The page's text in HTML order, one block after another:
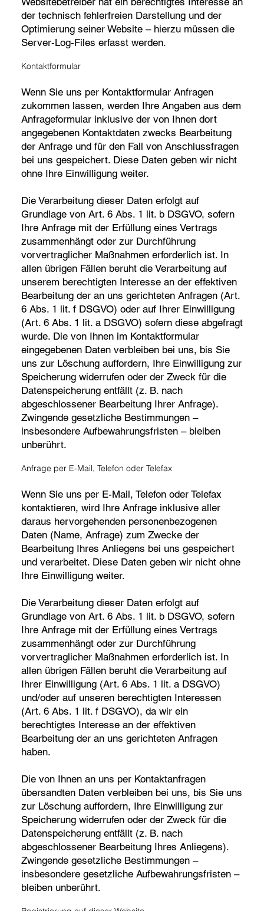
der technisch fehlerfreien Darstellung und der
Optimierung seiner Website – hierzu müssen die
Server-Log-Files erfasst werden.
Kontaktformular
Wenn Sie uns per Kontaktformular Anfragen
zukommen lassen, werden Ihre Angaben aus dem
Anfrageformular inklusive der von Ihnen dort
angegebenen Kontaktdaten zwecks Bearbeitung
der Anfrage und für den Fall von Anschlussfragen
bei uns gespeichert. Diese Daten geben wir nicht
ohne Ihre Einwilligung weiter.
Die Verarbeitung dieser Daten erfolgt auf
Grundlage von Art. 6 Abs. 1 lit. b DSGVO, sofern
Ihre Anfrage mit der Erfüllung eines Vertrags
zusammenhängt oder zur Durchführung
vorvertraglicher Maßnahmen erforderlich ist. In
allen übrigen Fällen beruht die Verarbeitung auf
unserem berechtigten Interesse an der effektiven
Bearbeitung der an uns gerichteten Anfragen (Art.
6 Abs. 1 lit. f DSGVO) oder auf Ihrer Einwilligung
(Art. 6 Abs. 1 lit. a DSGVO) sofern diese abgefragt
wurde. Die von Ihnen im Kontaktformular
eingegebenen Daten verbleiben bei uns, bis Sie
uns zur Löschung auffordern, Ihre Einwilligung zur
Speicherung widerrufen oder der Zweck für die
Datenspeicherung entfällt (z. B. nach
abgeschlossener Bearbeitung Ihrer Anfrage).
Zwingende gesetzliche Bestimmungen –
insbesondere Aufbewahrungsfristen – bleiben
unberührt.
Anfrage per E-Mail, Telefon oder Telefax
Wenn Sie uns per E-Mail, Telefon oder Telefax
kontaktieren, wird Ihre Anfrage inklusive aller
daraus hervorgehenden personenbezogenen
Daten (Name, Anfrage) zum Zwecke der
Bearbeitung Ihres Anliegens bei uns gespeichert
und verarbeitet. Diese Daten geben wir nicht ohne
Ihre Einwilligung weiter.
Die Verarbeitung dieser Daten erfolgt auf
Grundlage von Art. 6 Abs. 1 lit. b DSGVO, sofern
Ihre Anfrage mit der Erfüllung eines Vertrags
zusammenhängt oder zur Durchführung
vorvertraglicher Maßnahmen erforderlich ist. In
allen übrigen Fällen beruht die Verarbeitung auf
Ihrer Einwilligung (Art. 6 Abs. 1 lit. a DSGVO)
und/oder auf unseren berechtigten Interessen
(Art. 6 Abs. 1 lit. f DSGVO), da wir ein
berechtigtes Interesse an der effektiven
Bearbeitung der an uns gerichteten Anfragen
haben.
Die von Ihnen an uns per Kontaktanfragen
übersandten Daten verbleiben bei uns, bis Sie uns
zur Löschung auffordern, Ihre Einwilligung zur
Speicherung widerrufen oder der Zweck für die
Datenspeicherung entfällt (z. B. nach
abgeschlossener Bearbeitung Ihres Anliegens).
Zwingende gesetzliche Bestimmungen –
insbesondere gesetzliche Aufbewahrungsfristen –
bleiben unberührt.